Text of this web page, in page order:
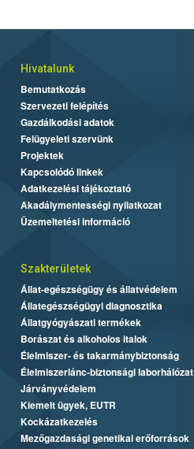
Hivatalunk
Bemutatkozás
Szervezeti felépítés
Gazdálkodási adatok
Felügyeleti szervünk
Projektek
Kapcsolódó linkek
Adatkezelési tájékoztató
Akadálymentességi nyilatkozat
Üzemeltetési információ
Szakterületek
Állat-egészségügy és állatvédelem
Állategészségügyi diagnosztika
Állatgyógyászati termékek
Borászat és alkoholos italok
Élelmiszer- és takarmánybiztonság
Élelmiszerlánc-biztonsági laborhálózat
Járványvédelem
Kiemelt ügyek, EUTR
Kockázatkezelés
Mezőgazdasági genetikai erőforrások